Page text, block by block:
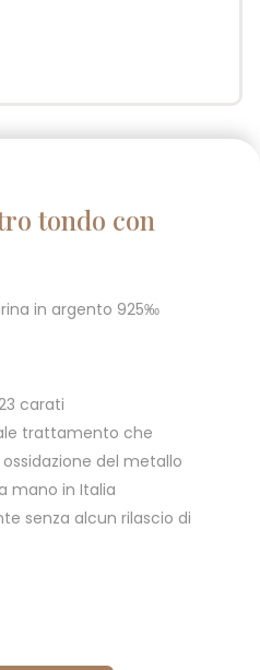
tondo con
in argento 925‰
carati
trattamento che
del metallo
mano in Italia
senza alcun rilascio di